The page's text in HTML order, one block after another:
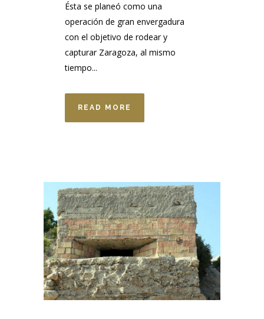
Ésta se planeó como una
operación de gran envergadura
con el objetivo de rodear y
capturar Zaragoza, al mismo
tiempo...
READ MORE